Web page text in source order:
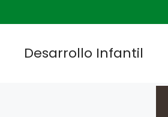
Desarrollo Infantil